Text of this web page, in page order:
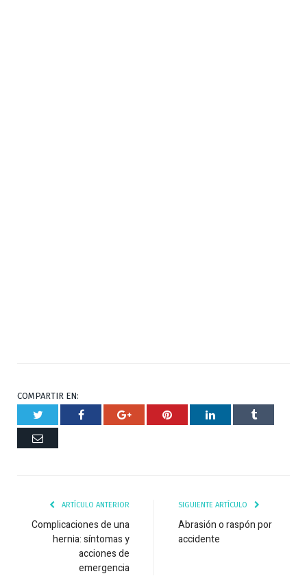
COMPARTIR EN:
Twitter Facebook Google+ Pinterest RespuestaTumblr
Correo
ARTÍCULO ANTERIOR
Complicaciones de una
hernia: síntomas y
acciones de
emergencia
SIGUIENTE ARTÍCULO
Abrasión o raspón por
accidente